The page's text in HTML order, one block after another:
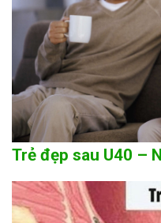
Trẻ đẹp sau U40 –